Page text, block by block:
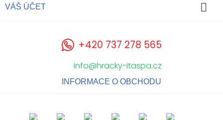
VÁŠ ÚČET 
+420 737 278 565
info@hracky-itaspa.cz
INFORMACE O OBCHODU